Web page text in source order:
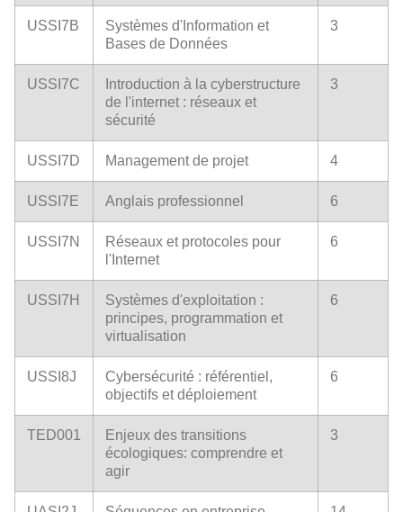
USSI7B
Systèmes d'Information et
Bases de Données
3
USSI7C
Introduction à la cyberstructure
de l'internet : réseaux et
sécurité
3
USSI7D Management de projet 4
USSI7E Anglais professionnel 6
USSI7N
Réseaux et protocoles pour
l'Internet
6
USSI7H
Systèmes d'exploitation :
principes, programmation et
virtualisation
6
USSI8J
Cybersécurité : référentiel,
objectifs et déploiement
6
TED001
Enjeux des transitions
écologiques: comprendre et
agir
3